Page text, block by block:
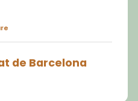
de Barcelona